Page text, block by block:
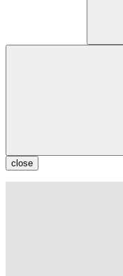
close